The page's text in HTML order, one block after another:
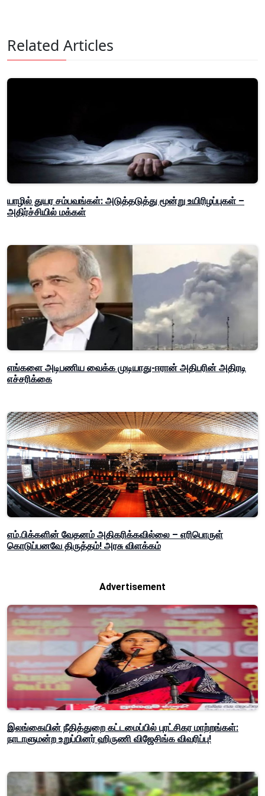
Related Articles
யாழில் துயர சம்பவங்கள்: அடுத்தடுத்து மூன்று உயிரிழப்புகள் –
அதிர்ச்சியில் மக்கள்
எங்களை அடிபணிய வைக்க முடியாது-ஈரான் அதிபரின் அதிரடி
எச்சரிக்கை
எம்.பிக்களின் வேதனம் அதிகரிக்கவில்லை – எரிபொருள்
கொடுப்பனவே திருத்தம்! அரசு விளக்கம்
Advertisement
இலங்கையின் நீதித்துறை கட்டமைப்பில் புரட்சிகர மாற்றங்கள்:
நாடாளுமன்ற உறுப்பினர் ஹிருணி விஜேசிங்க விவரிப்பு!